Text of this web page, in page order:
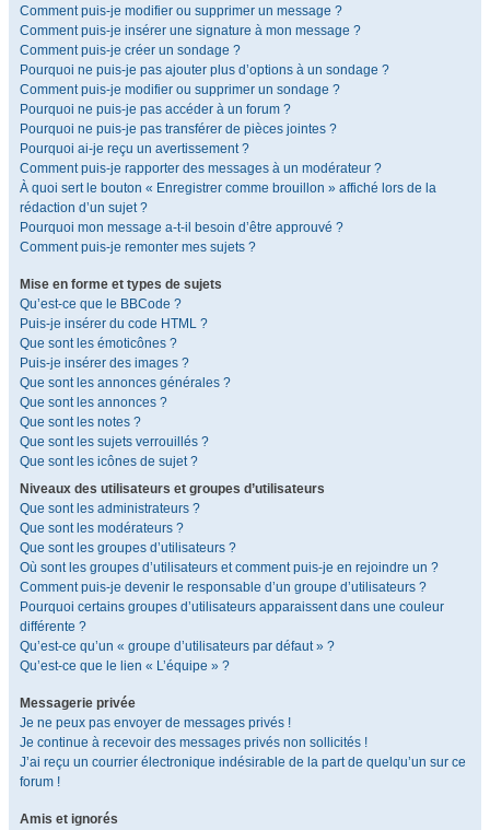
Comment puis-je modifier ou supprimer un message ?
Comment puis-je insérer une signature à mon message ?
Comment puis-je créer un sondage ?
Pourquoi ne puis-je pas ajouter plus d’options à un sondage ?
Comment puis-je modifier ou supprimer un sondage ?
Pourquoi ne puis-je pas accéder à un forum ?
Pourquoi ne puis-je pas transférer de pièces jointes ?
Pourquoi ai-je reçu un avertissement ?
Comment puis-je rapporter des messages à un modérateur ?
À quoi sert le bouton « Enregistrer comme brouillon » affiché lors de la
rédaction d’un sujet ?
Pourquoi mon message a-t-il besoin d’être approuvé ?
Comment puis-je remonter mes sujets ?
Mise en forme et types de sujets
Qu’est-ce que le BBCode ?
Puis-je insérer du code HTML ?
Que sont les émoticônes ?
Puis-je insérer des images ?
Que sont les annonces générales ?
Que sont les annonces ?
Que sont les notes ?
Que sont les sujets verrouillés ?
Que sont les icônes de sujet ?
Niveaux des utilisateurs et groupes d’utilisateurs
Que sont les administrateurs ?
Que sont les modérateurs ?
Que sont les groupes d’utilisateurs ?
Où sont les groupes d’utilisateurs et comment puis-je en rejoindre un ?
Comment puis-je devenir le responsable d’un groupe d’utilisateurs ?
Pourquoi certains groupes d’utilisateurs apparaissent dans une couleur
différente ?
Qu’est-ce qu’un « groupe d’utilisateurs par défaut » ?
Qu’est-ce que le lien « L’équipe » ?
Messagerie privée
Je ne peux pas envoyer de messages privés !
Je continue à recevoir des messages privés non sollicités !
J’ai reçu un courrier électronique indésirable de la part de quelqu’un sur ce
forum !
Amis et ignorés